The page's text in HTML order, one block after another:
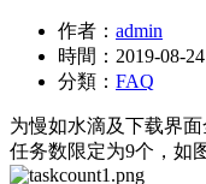
作者： admin
時間： 2019-08-24
分類： FAQ
为慢如水滴及下载界
任务数限定为9个，如